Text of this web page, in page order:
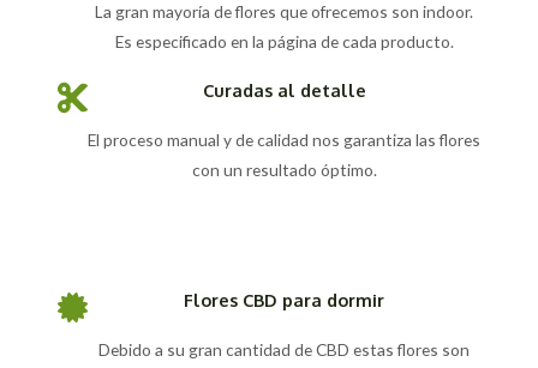
La gran mayoría de flores que ofrecemos son indoor.
Es especificado en la página de cada producto.
Curadas al detalle
El proceso manual y de calidad nos garantiza las flores
con un resultado óptimo.
Flores CBD para dormir
Debido a su gran cantidad de CBD estas flores son